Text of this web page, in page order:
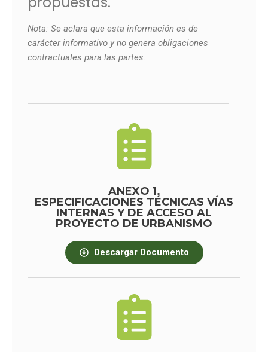
Nota: Se aclara que esta información es de
carácter informativo y no genera obligaciones
contractuales para las partes.
ANEXO 1.
ESPECIFICACIONES TÉCNICAS VÍAS
INTERNAS Y DE ACCESO AL
PROYECTO DE URBANISMO
Descargar Documento